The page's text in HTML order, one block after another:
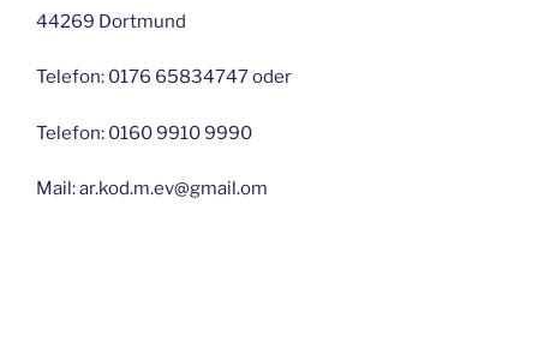
44269 Dortmund
Telefon: 0176 65834747 oder
Telefon: 0160 9910 9990
Mail: ar.kod.m.ev@gmail.om